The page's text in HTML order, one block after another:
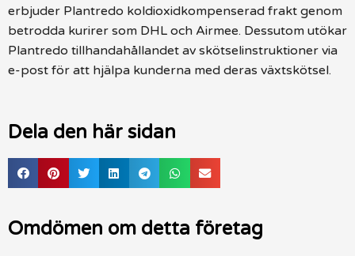
erbjuder Plantredo koldioxidkompenserad frakt genom
betrodda kurirer som DHL och Airmee. Dessutom utökar
Plantredo tillhandahållandet av skötselinstruktioner via
e-post för att hjälpa kunderna med deras växtskötsel.
Dela den här sidan
Omdömen om detta företag